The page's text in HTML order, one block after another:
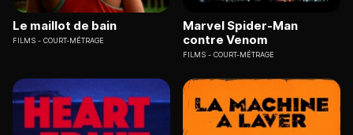
Le maillot de bain
FILMS COURT-MÉTRAGE
Marvel Spider-Man
contre Venom
FILMS COURT-MÉTRAGE